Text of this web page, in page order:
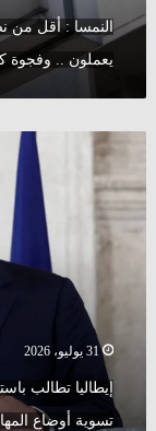
يعملون
وفجوة
بين
والنساء
النمسا : أقل من
يعملون .. وفجوة
باستبعاد
إسبانيا
من
تسوية
المهاجرين
31 يوليو، 2026
إيطاليا تطالب
تسوية أوضاع